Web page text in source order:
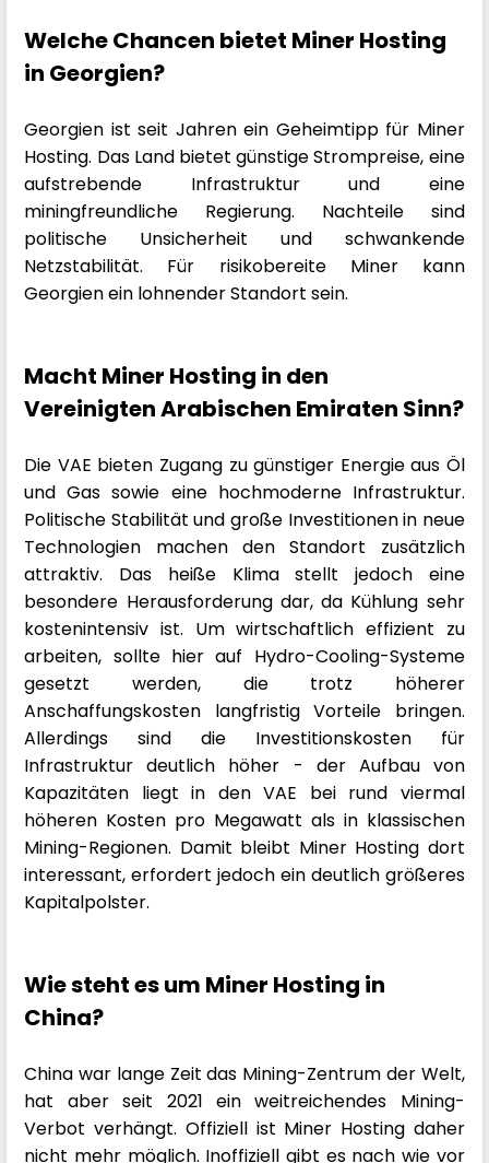
Welche Chancen bietet Miner Hosting
in Georgien?
Georgien ist seit Jahren ein Geheimtipp für Miner
Hosting. Das Land bietet günstige Strompreise, eine
aufstrebende Infrastruktur und eine
miningfreundliche Regierung. Nachteile sind
politische Unsicherheit und schwankende
Netzstabilität. Für risikobereite Miner kann
Georgien ein lohnender Standort sein.
Macht Miner Hosting in den
Vereinigten Arabischen Emiraten Sinn?
Die VAE bieten Zugang zu günstiger Energie aus Öl
und Gas sowie eine hochmoderne Infrastruktur.
Politische Stabilität und große Investitionen in neue
Technologien machen den Standort zusätzlich
attraktiv. Das heiße Klima stellt jedoch eine
besondere Herausforderung dar, da Kühlung sehr
kostenintensiv ist. Um wirtschaftlich effizient zu
arbeiten, sollte hier auf Hydro-Cooling-Systeme
gesetzt werden, die trotz höherer
Anschaffungskosten langfristig Vorteile bringen.
Allerdings sind die Investitionskosten für
Infrastruktur deutlich höher - der Aufbau von
Kapazitäten liegt in den VAE bei rund viermal
höheren Kosten pro Megawatt als in klassischen
Mining-Regionen. Damit bleibt Miner Hosting dort
interessant, erfordert jedoch ein deutlich größeres
Kapitalpolster.
Wie steht es um Miner Hosting in
China?
China war lange Zeit das Mining-Zentrum der Welt,
hat aber seit 2021 ein weitreichendes Mining-
Verbot verhängt. Offiziell ist Miner Hosting daher
nicht mehr möglich. Inoffiziell gibt es nach wie vor